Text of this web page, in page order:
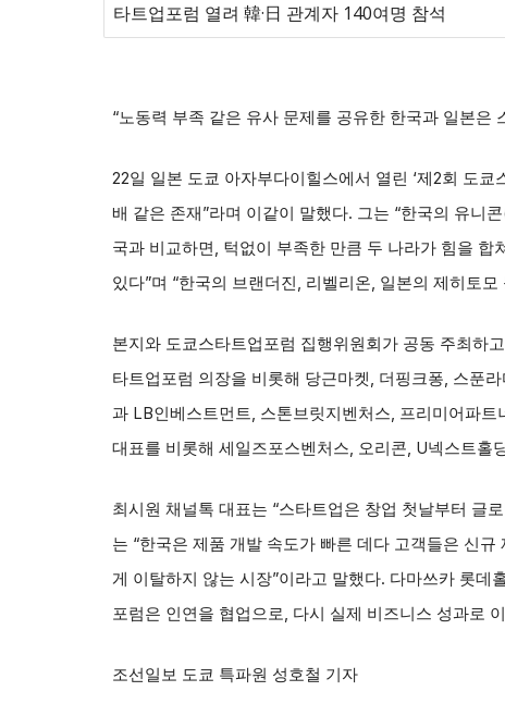
타트업포럼 열려 韓·日 관계자 140여명 참석
“노동력 부족 같은 유사 문제를 공유한 한국과 일본은
22일 일본 도쿄 아자부다이힐스에서 열린 ‘제2회 도
배 같은 존재”라며 이같이 말했다. 그는 “한국의 유니
국과 비교하면, 턱없이 부족한 만큼 두 나라가 힘을
있다”며 “한국의 브랜더진, 리벨리온, 일본의 제히토
본지와 도쿄스타트업포럼 집행위원회가 공동 주최하
타트업포럼 의장을 비롯해 당근마켓, 더핑크퐁, 스푼
과 LB인베스트먼트, 스톤브릿지벤처스, 프리미어파
대표를 비롯해 세일즈포스벤처스, 오리콘, U넥스트
최시원 채널톡 대표는 “스타트업은 창업 첫날부터 글
는 “한국은 제품 개발 속도가 빠른 데다 고객들은 신
게 이탈하지 않는 시장”이라고 말했다. 다마쓰카 롯데
포럼은 인연을 협업으로, 다시 실제 비즈니스 성과로
조선일보 도쿄 특파원 성호철 기자